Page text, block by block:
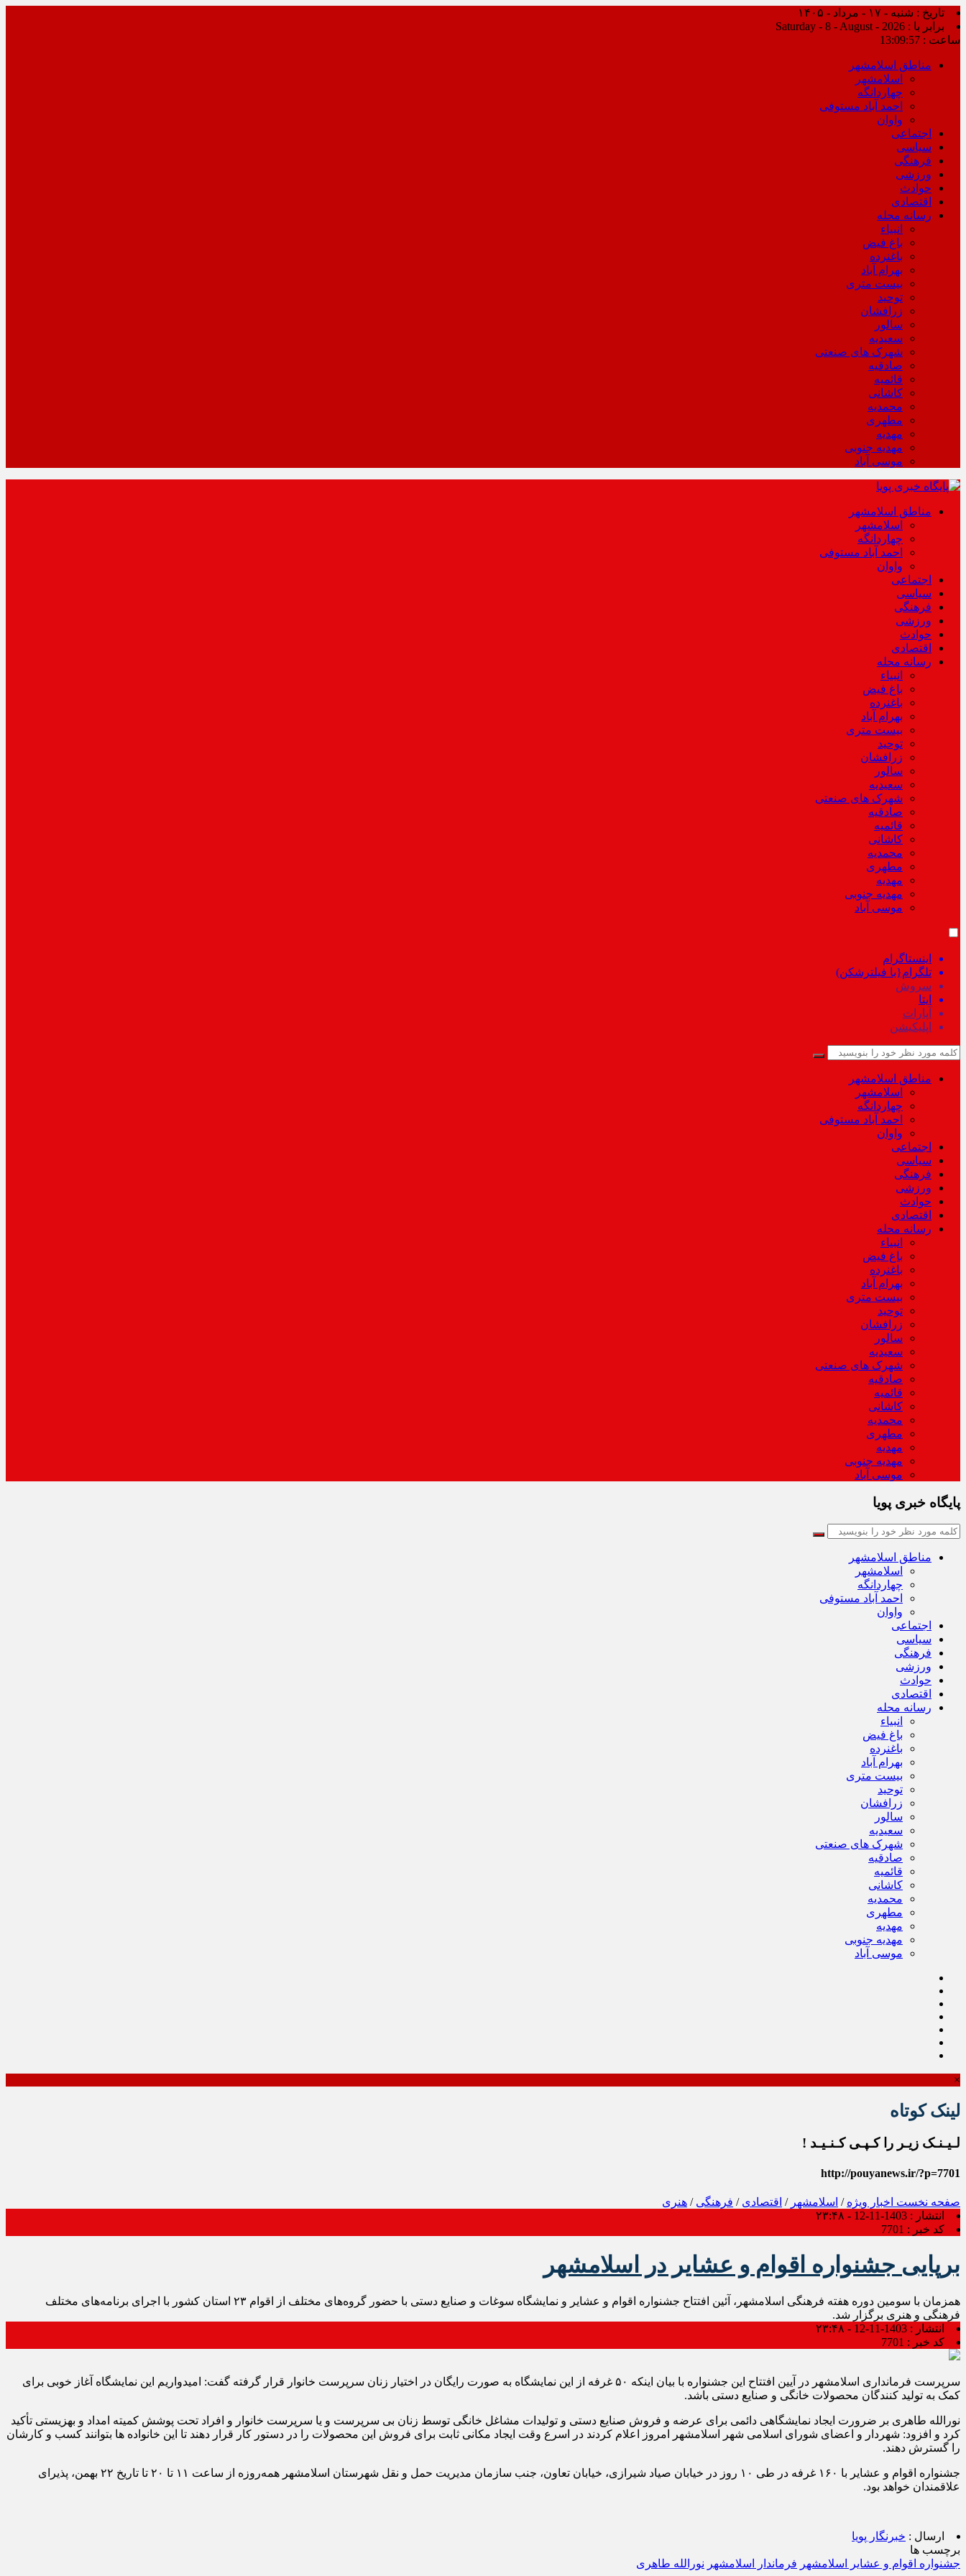
تاریخ : شنبه - ۱۷ - مرداد - ۱۴۰۵
برابر با : Saturday - 8 - August - 2026
ساعت : 13:09:58
مناطق اسلامشهر
اسلامشهر
چهاردانگه
احمد آباد مستوفی
واوان
اجتماعی
سیاسی
فرهنگی
ورزشی
حوادث
اقتصادی
رسانه محله
انبیاء
باغ فیض
باغنرده
بهرام آباد
بیست متری
توحید
زرافشان
سالور
سعیدیه
شهرک های صنعتی
صادقیه
قائمیه
کاشانی
محمدیه
مطهری
مهدیه
مهدیه جنوبی
موسی آباد
مناطق اسلامشهر
اسلامشهر
چهاردانگه
احمد آباد مستوفی
واوان
اجتماعی
سیاسی
فرهنگی
ورزشی
حوادث
اقتصادی
رسانه محله
انبیاء
باغ فیض
باغنرده
بهرام آباد
بیست متری
توحید
زرافشان
سالور
سعیدیه
شهرک های صنعتی
صادقیه
قائمیه
کاشانی
محمدیه
مطهری
مهدیه
مهدیه جنوبی
موسی آباد
اینستاگرام
تلگرام{با فیلترشکن)
سروش
ایتا
آپارات
اپلیکیشن
مناطق اسلامشهر
اسلامشهر
چهاردانگه
احمد آباد مستوفی
واوان
اجتماعی
سیاسی
فرهنگی
ورزشی
حوادث
اقتصادی
رسانه محله
انبیاء
باغ فیض
باغنرده
بهرام آباد
بیست متری
توحید
زرافشان
سالور
سعیدیه
شهرک های صنعتی
صادقیه
قائمیه
کاشانی
محمدیه
مطهری
مهدیه
مهدیه جنوبی
موسی آباد
پایگاه خبری پویا
مناطق اسلامشهر
اسلامشهر
چهاردانگه
احمد آباد مستوفی
واوان
اجتماعی
سیاسی
فرهنگی
ورزشی
حوادث
اقتصادی
رسانه محله
انبیاء
باغ فیض
باغنرده
بهرام آباد
بیست متری
توحید
زرافشان
سالور
سعیدیه
شهرک های صنعتی
صادقیه
قائمیه
کاشانی
محمدیه
مطهری
مهدیه
مهدیه جنوبی
موسی آباد
×
لینک کوتاه
لـیـنـک زیـر را کـپـی کـنـیـد !
http://pouyanews.ir/?p=7701
صفحه نخست اخبار ویژه / اسلامشهر / اقتصادی / فرهنگی / هنری
انتشار : 1403-11-12 - ۲۳:۴۸
کد خبر : 7701
برپایی جشنواره اقوام و عشایر در اسلامشهر
همزمان با سومین دوره هفته فرهنگی اسلامشهر، آئین افتتاح جشنواره اقوام و عشایر و نمایشگاه سوغات و صنایع دستی با حضور گروه‌های مختلف از اقوام ۲۳ استان کشور با اجرای برنامه‌های مختلف
فرهنگی و هنری برگزار شد.
انتشار : 1403-11-12 - ۲۳:۴۸
کد خبر : 7701
سرپرست فرمانداری اسلامشهر در آیین افتتاح این جشنواره با بیان اینکه ۵۰ غرفه از این نمایشگاه به صورت رایگان در اختیار زنان سرپرست خانوار قرار گرفته گفت: امیدواریم این نمایشگاه آغاز خوبی برای
کمک به تولید کنندگان محصولات خانگی و صنایع دستی باشد.
نورالله طاهری بر ضرورت ایجاد نمایشگاهی دائمی برای عرضه و فروش صنایع دستی و تولیدات مشاغل خانگی توسط زنان بی سرپرست و یا سرپرست خانوار و افراد تحت پوشش کمیته امداد و بهزیستی تأکید
کرد و افزود: شهردار و اعضای شورای اسلامی شهر اسلامشهر امروز اعلام کردند در اسرع وقت ایجاد مکانی ثابت برای فروش این محصولات را در دستور کار قرار دهند تا این خانواده ها بتوانند کسب و کارشان
را گسترش دهند.
جشنواره اقوام و عشایر با ۱۶۰ غرفه در طی ۱۰ روز در خیابان صیاد شیرازی، خیابان تعاون، جنب سازمان مدیریت حمل‌ و نقل شهرستان اسلامشهر همه‌روزه از ساعت ۱۱ تا ۲۰ تا تاریخ ۲۲ بهمن، پذیرای
علاقمندان خواهد بود.
ارسال : خبرنگار پویا
برچسب ها
جشنواره اقوام و عشایر اسلامشهر فرماندار اسلامشهر نورالله طاهری